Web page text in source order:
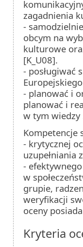
zagadnienia
-
obcym na
kulturowe
[K_U08].
- posługiwać
- planować i
planować i
w tym wiedzy
Kompetencje
- krytycznej
uzupełniania
-
w
grupie,
weryfikacji
oceny
Kryteria